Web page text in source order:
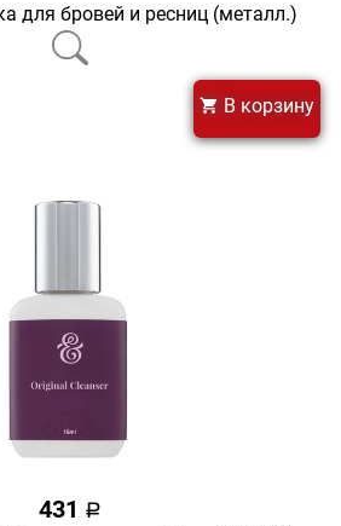
для бровей и ресниц (металл.)
В корзину
431 a